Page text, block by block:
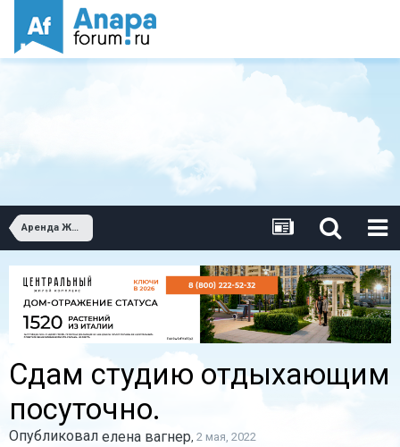
Аренда Жилья
Сдам студию отдыхающим
посуточно.
Опубликовал елена вагнер, 2 мая, 2022